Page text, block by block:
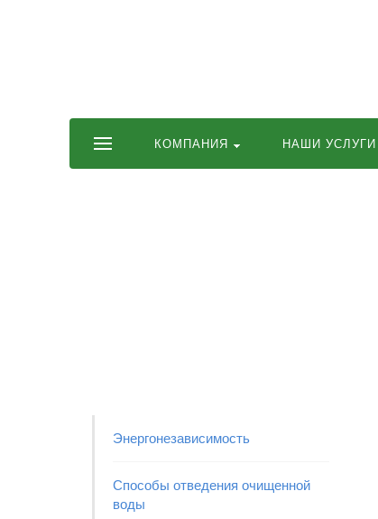
КОМПАНИЯ НАШИ УСЛУГИ
Энергонезависимость
Способы отведения очищенной
воды